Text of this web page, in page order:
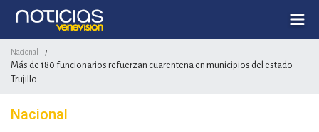
Nacional /
Más de 180 funcionarios refuerzan cuarentena en municipios del estado
Trujillo
Nacional